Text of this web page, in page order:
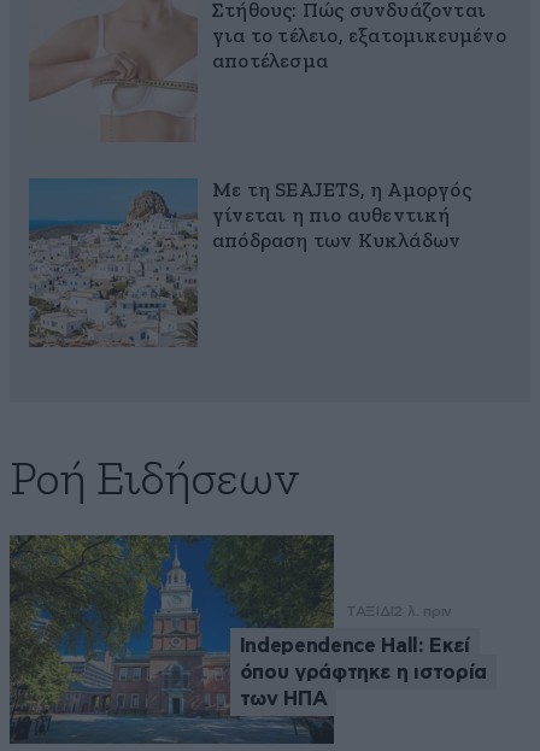
Στήθους: Πώς συνδυάζονται
για το τέλειο, εξατομικευμένο
αποτέλεσμα
Με τη SEAJETS, η Αμοργός
γίνεται η πιο αυθεντική
απόδραση των Κυκλάδων
Ροή Ειδήσεων
ΤΑΞΙΔΙ2 λ. πριν
Independence Hall: Εκεί
όπου γράφτηκε η ιστορία
των ΗΠΑ